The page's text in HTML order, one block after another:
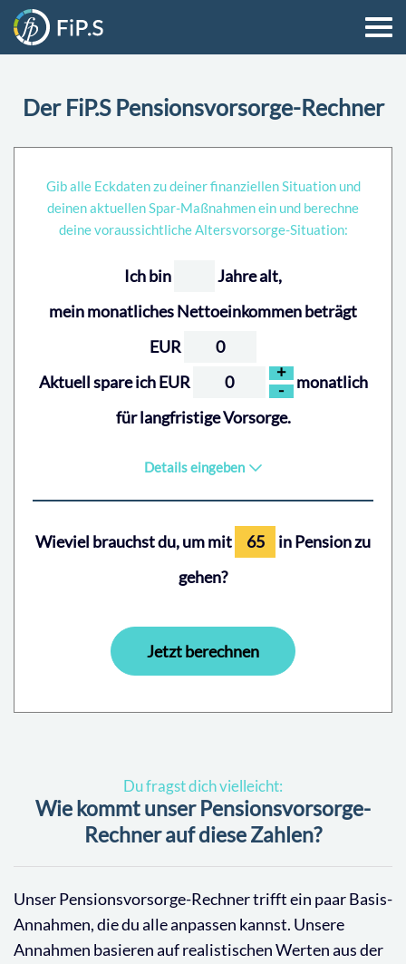
Der FiP.S Pensionsvorsorge-Rechner
Gib alle Eckdaten zu deiner finanziellen Situation und
deinen aktuellen Spar-Maßnahmen ein und berechne
deine voraussichtliche Altersvorsorge-Situation:
Ich bin
Jahre alt,
mein monatliches Nettoeinkommen beträgt
EUR
Aktuell spare ich EUR
+
- monatlich
für langfristige Vorsorge.
Details eingeben
Wieviel brauchst du, um mit
in Pension zu
gehen?
Jetzt berechnen
Du fragst dich vielleicht:
Wie kommt unser Pensionsvorsorge-
Rechner auf diese Zahlen?
Unser Pensionsvorsorge-Rechner trifft ein paar Basis-
Annahmen, die du alle anpassen kannst. Unsere
Annahmen basieren auf realistischen Werten aus der